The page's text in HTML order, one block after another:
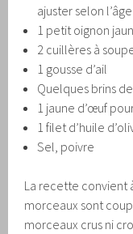
ajuster selon
1 petit oignon
2 cuillères à
1 gousse d’ail
Quelques brins
1 jaune d’œuf
1 filet d’huile
Sel, poivre
La recette convient
morceaux sont
morceaux crus ni